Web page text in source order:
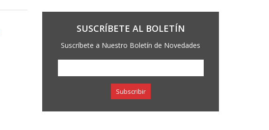
SUSCRÍBETE AL BOLETÍN
Suscríbete a Nuestro Boletín de Novedades